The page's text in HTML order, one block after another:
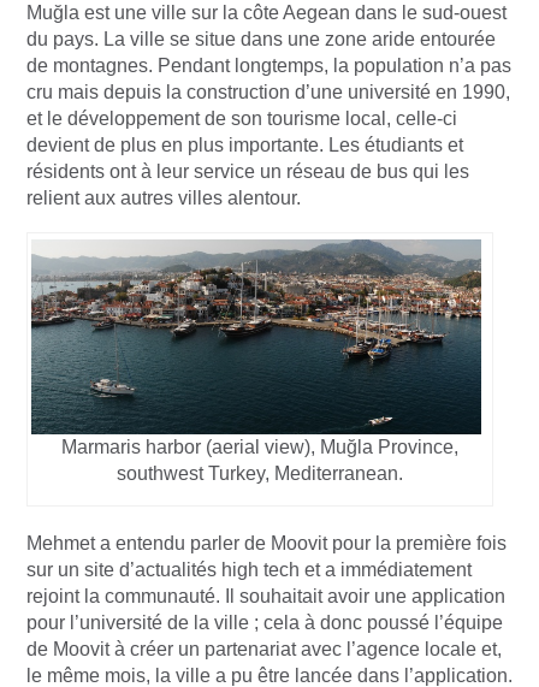
Muğla est une ville sur la côte Aegean dans le sud-ouest
du pays. La ville se situe dans une zone aride entourée
de montagnes. Pendant longtemps, la population n’a pas
cru mais depuis la construction d’une université en 1990,
et le développement de son tourisme local, celle-ci
devient de plus en plus importante. Les étudiants et
résidents ont à leur service un réseau de bus qui les
relient aux autres villes alentour.
Marmaris harbor (aerial view), Muğla Province,
southwest Turkey, Mediterranean.
Mehmet a entendu parler de Moovit pour la première fois
sur un site d’actualités high tech et a immédiatement
rejoint la communauté. Il souhaitait avoir une application
pour l’université de la ville ; cela à donc poussé l’équipe
de Moovit à créer un partenariat avec l’agence locale et,
le même mois, la ville a pu être lancée dans l’application.